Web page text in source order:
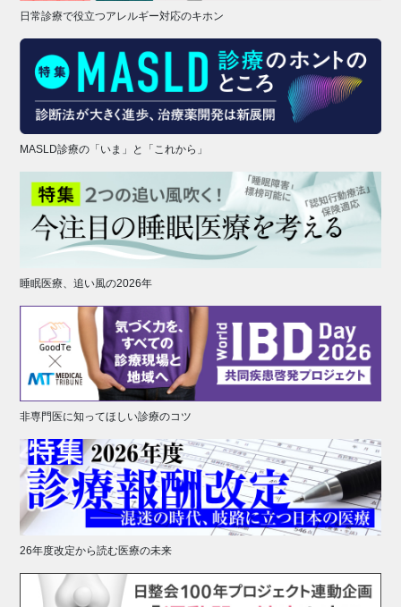
日常診療で役立つアレルギー対応のキホン
MASLD診療の「いま」と「これから」
睡眠医療、追い風の2026年
非専門医に知ってほしい診療のコツ
26年度改定から読む医療の未来